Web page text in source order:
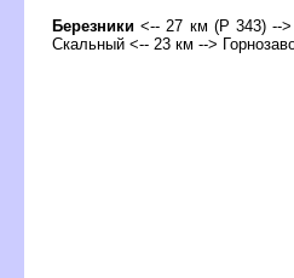
Березники <-- 27 км (Р 343) --
Скальный <-- 23 км -->